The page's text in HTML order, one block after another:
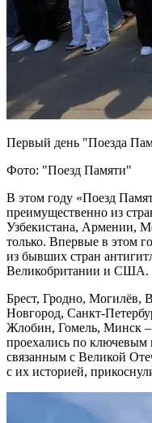
Первый день "Поезда
Фото: "Поезд Памяти"
В этом году «Поезд
преимущественно из
Узбекистана, Армении,
только. Впервые в этом
из бывших стран
Великобритании и США.
Брест, Гродно, Могилёв,
Новгород, Санкт-
Жлобин, Гомель, Минск –
проехались по ключевым
связанным с Великой
с их историей,